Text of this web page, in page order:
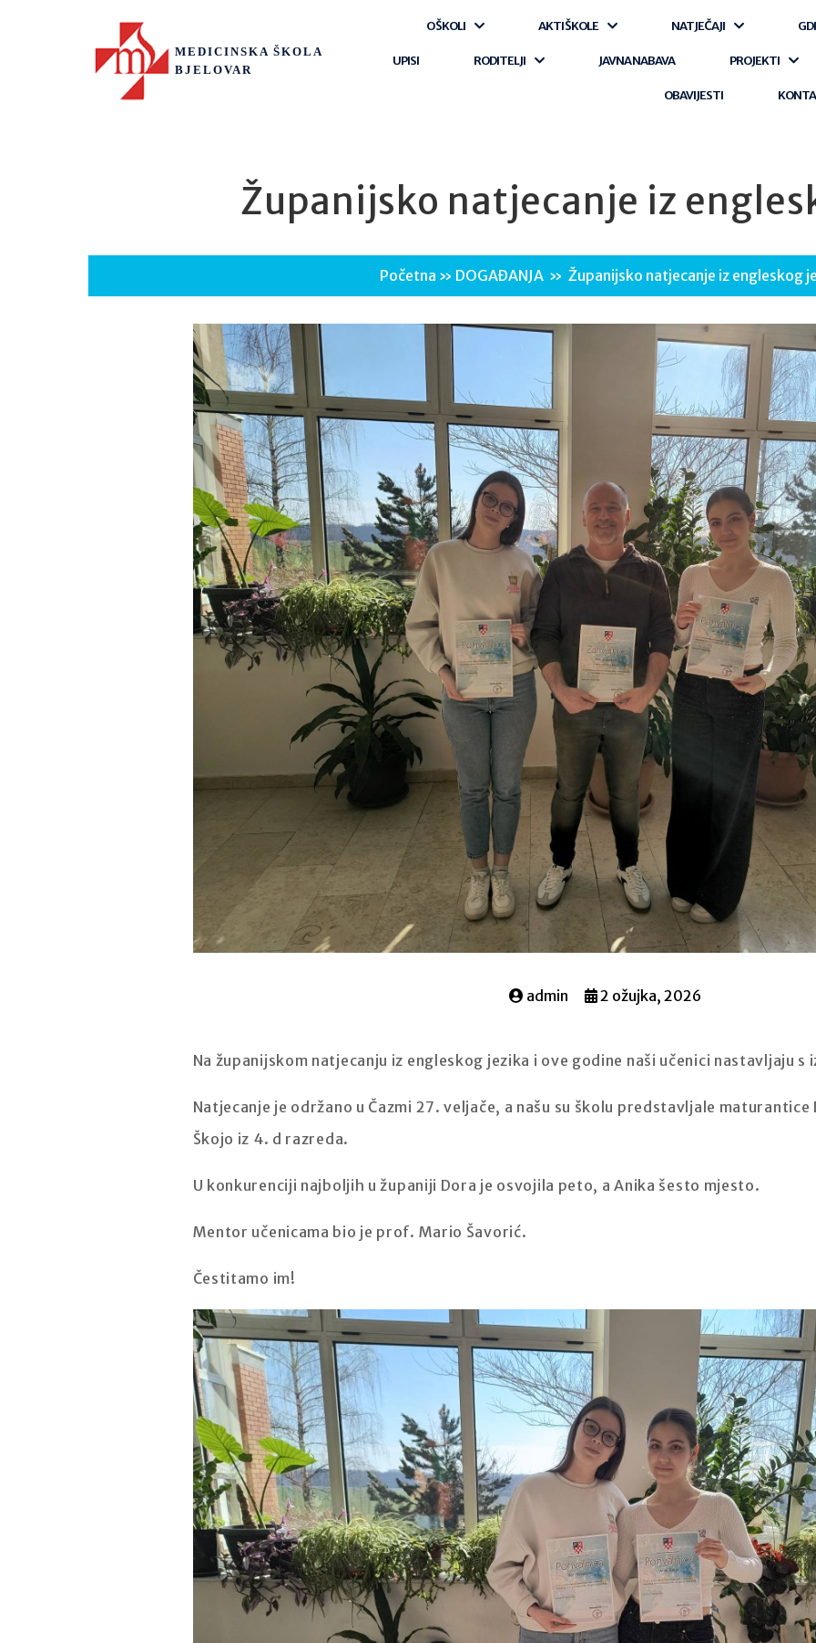
MEDICINSKA ŠKOLA
BJELOVAR
O ŠKOLI AKTI ŠKOLE NATJEČAJI
UPISI RODITELJI JAVNA NABAVA PROJEKTI
OBAVIJESTI
Županijsko natjecanje iz
Početna » DOGAĐANJA » Županijsko natjecanje iz engleskog
admin 2 ožujka, 2026
Na županijskom natjecanju iz engleskog jezika i ove godine naši učenici nastavljaju
Natjecanje je održano u Čazmi 27. veljače, a našu su školu predstavljale maturantice
Škojo iz 4. d razreda.
U konkurenciji najboljih u županiji Dora je osvojila peto, a Anika šesto mjesto.
Mentor učenicama bio je prof. Mario Šavorić.
Čestitamo im!